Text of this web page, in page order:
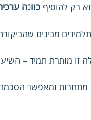
רק להוסיף כוונה
מבינים
זו מותרת תמיד –
ומאפשר הסכמה